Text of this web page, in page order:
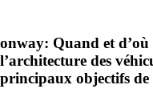
Support
onway: Quand et d’où
l’architecture des
principaux objectifs de